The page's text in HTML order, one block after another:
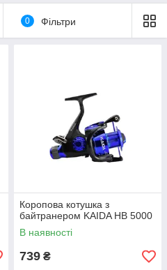
0 Фільтри
Коропова котушка з
байтранером KAIDA HB 5000
В наявності
739 ₴